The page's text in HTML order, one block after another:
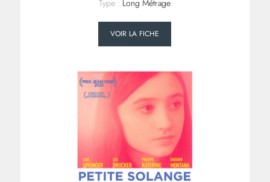
Type : Long Métrage
VOIR LA FICHE